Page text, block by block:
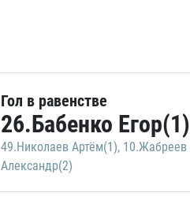
Гол в равенстве
26.Бабенко Егор(1)
49.Николаев Артём(1), 10.Жабреев
Александр(2)